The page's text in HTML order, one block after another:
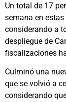
Un total de 17
semana en
considerando a
despliegue de
fiscalizaciones
Culminó una
que se volvió a
considerando